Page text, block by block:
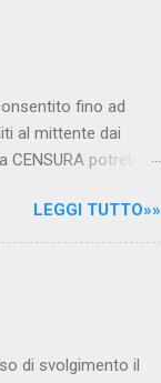
fino ad
al mittente dai
potrebbe
governo non c'è più
su quelle misure
per le banche allo
fa la spesa come
LEGGI TUTTO»»
di svolgimento il